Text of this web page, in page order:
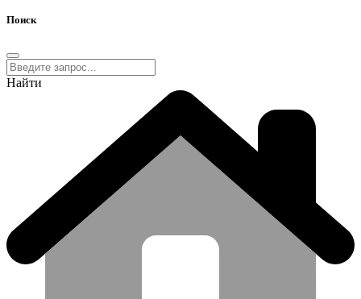
Поиск
Найти